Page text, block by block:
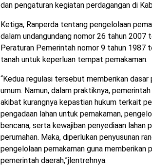
dan pengaturan kegiatan perdagangan di
Ketiga, Ranperda tentang pengelolaan
dalam undangundang nomor 26 tahun 2007
Peraturan Pemerintah nomor 9 tahun 1987
tanah untuk keperluan tempat pemakaman.
“Kedua regulasi tersebut memberikan
umum. Namun, dalam praktiknya,
akibat kurangnya kepastian hukum terkait
pengadaan lahan untuk pemakaman,
bencana, serta kewajiban penyediaan lahan
perumahan. Maka, diperlukan penyusunan
pengelolaan pemakaman guna memberikan
pemerintah daerah,”jlentrehnya.